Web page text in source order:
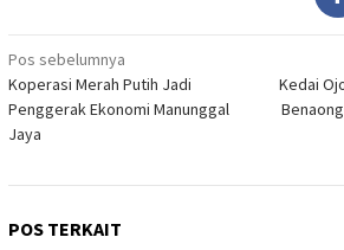
Navigasi
pos
Pos sebelumnya
Koperasi Merah Putih Jadi
Penggerak Ekonomi Manunggal
Jaya
Kedai
POS TERKAIT